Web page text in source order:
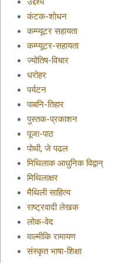
कंटक-शोधन
कम्प्यूटर सहायता
कम्प्यूटर-सहायता
ज्योतिष-विचार
धरोहर
पर्यटन
पाबनि-तिहार
पुस्तक-प्रकाशन
पूजा-पाठ
पोथी, जे पढल
मिथिलाक आधुनिक विद्वान्
मिथिलाक्षर
मैथिली साहित्य
राष्ट्रवादी लेखक
लोक-वेद
वाल्मीकि रामायण
संस्कृत भाषा-शिक्षा